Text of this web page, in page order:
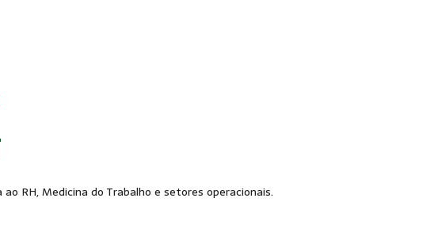
RH, Medicina do Trabalho e setores operacionais.